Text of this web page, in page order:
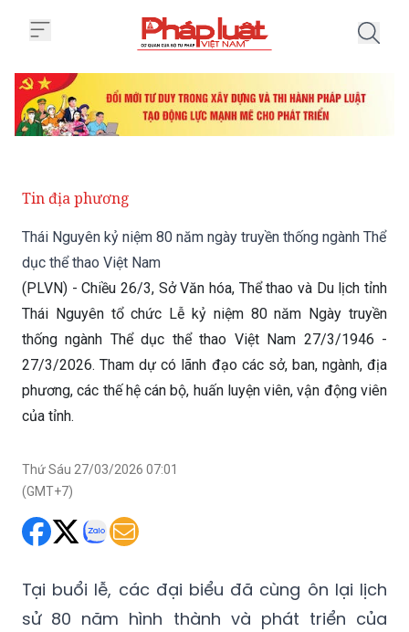
Tin địa phương
Thái Nguyên kỷ niệm 80 năm ngày truyền thống ngành Thể
dục thể thao Việt Nam
(PLVN) - Chiều 26/3, Sở Văn hóa, Thể thao và Du lịch tỉnh
Thái Nguyên tổ chức Lễ kỷ niệm 80 năm Ngày truyền
thống ngành Thể dục thể thao Việt Nam 27/3/1946 -
27/3/2026. Tham dự có lãnh đạo các sở, ban, ngành, địa
phương, các thế hệ cán bộ, huấn luyện viên, vận động viên
của tỉnh.
Thứ Sáu 27/03/2026 07:01
(GMT+7)
Tại buổi lễ, các đại biểu đã cùng ôn lại lịch
sử 80 năm hình thành và phát triển của